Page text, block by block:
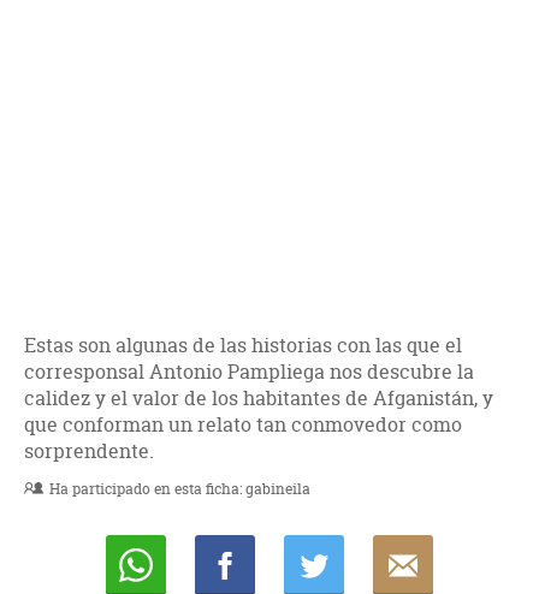
Estas son algunas de las historias con las que el
corresponsal Antonio Pampliega nos descubre la
calidez y el valor de los habitantes de Afganistán, y
que conforman un relato tan conmovedor como
sorprendente.
Ha participado en esta ficha:gabineila